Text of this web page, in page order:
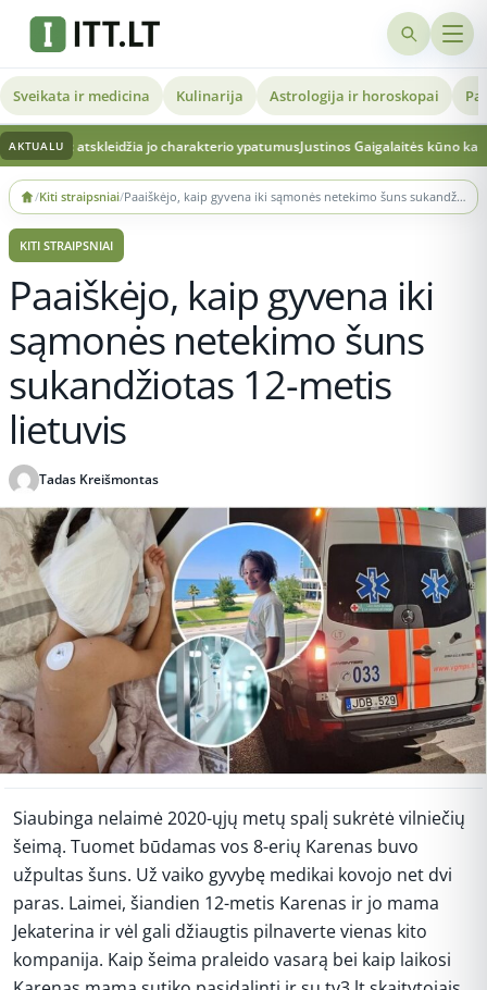
Sveikata ir medicina Kulinarija Astrologija ir horoskopai
AKTUALU jo charakterio ypatumusJustinos Gaigalaitės kūno kalba teismo
Skip
to
content
/Kiti straipsniai/ Paaiškėjo, kaip gyvena iki sąmonės netekimo šuns sukandžiotas 12-metis lietuvis
KITI STRAIPSNIAI
Paaiškėjo, kaip gyvena iki
sąmonės netekimo šuns
sukandžiotas 12-metis
lietuvis
Tadas Kreišmontas
Siaubinga nelaimė 2020-ųjų metų spalį sukrėtė vilniečių
šeimą. Tuomet būdamas vos 8-erių Karenas buvo
užpultas šuns. Už vaiko gyvybę medikai kovojo net dvi
paras. Laimei, šiandien 12-metis Karenas ir jo mama
Jekaterina ir vėl gali džiaugtis pilnaverte vienas kito
kompanija. Kaip šeima praleido vasarą bei kaip laikosi